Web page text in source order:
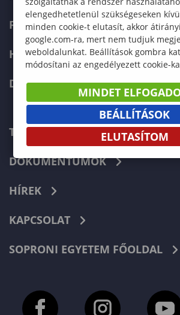
FELVÉTELIZŐKNEK
HALLGATÓKNAK
DOKTORI ISKOLA
TELEFONKÖNYV
DOKUMENTUMOK
HÍREK
KAPCSOLAT
SOPRONI EGYETEM FŐOLDAL
elengedhetetlenül szükségeseken
minden cookie-t elutasít, akkor
google.com-ra, mert nem tudjuk
weboldalunkat. Beállítások gombra
módosítani az engedélyezett cookie-
MINDET
BEÁLLÍTÁSOK
ELUTASÍTOM